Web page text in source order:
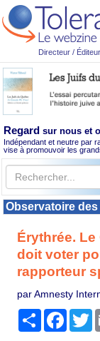
Directeur /
Regard sur nous et
Indépendant et neutre par
vise à promouvoir les
Observatoire
Érythrée.
doit voter
rapporteur
par Amnesty
Partager